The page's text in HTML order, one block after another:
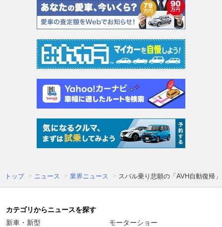
トップ ニュース 業界ニュース スバル乗り悲願の「AVH自動復帰
カテゴリからニュースを探す
新車・新型
モーターショー